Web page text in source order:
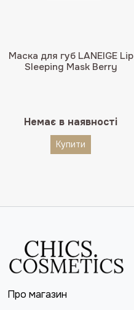
Маска для губ LANEIGE Lip
Sleeping Mask Berry
Немає в наявності
Купити
Про магазин